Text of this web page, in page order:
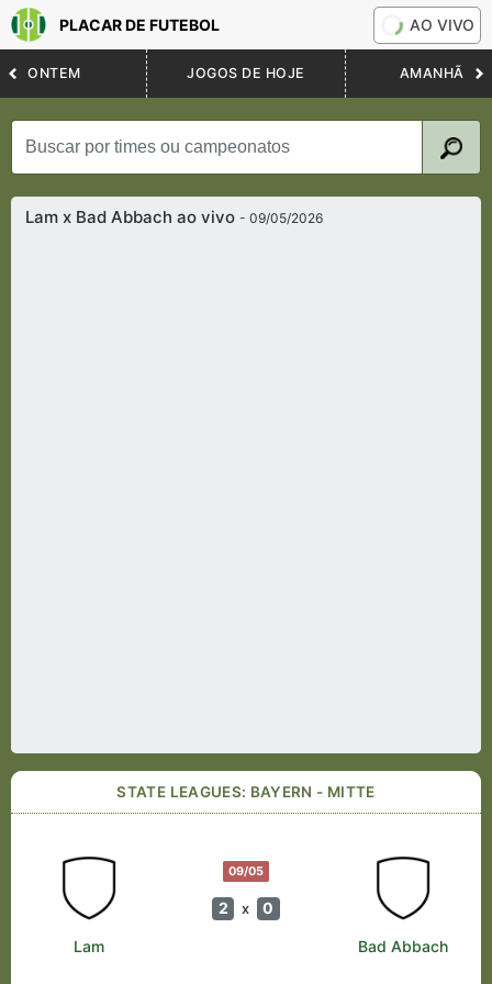
PLACAR DE FUTEBOL AO VIVO
ONTEM JOGOS DE HOJE AMANHÃ
Lam x Bad Abbach ao vivo- 09/05/2026
STATE LEAGUES: BAYERN - MITTE
09/05
2 x 0
Lam Bad Abbach